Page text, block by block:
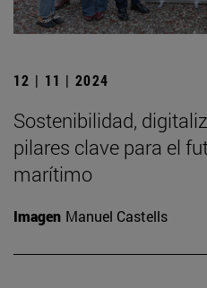
12 | 11 | 2024
Sostenibilidad,
pilares clave para el
marítimo
Imagen Manuel Castells